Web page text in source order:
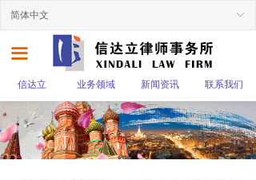
끀
信达立 业务领域 新闻资讯 联系我们
ꀅ
简体中文